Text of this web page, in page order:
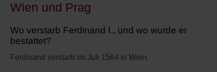
Wien und Prag
Wo verstarb Ferdinand I., und wo wurde er
bestattet?
Ferdinand verstarb im Juli 1564 in Wien.